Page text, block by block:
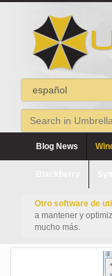
Blog News
Otro software de
a mantener y
mucho más.